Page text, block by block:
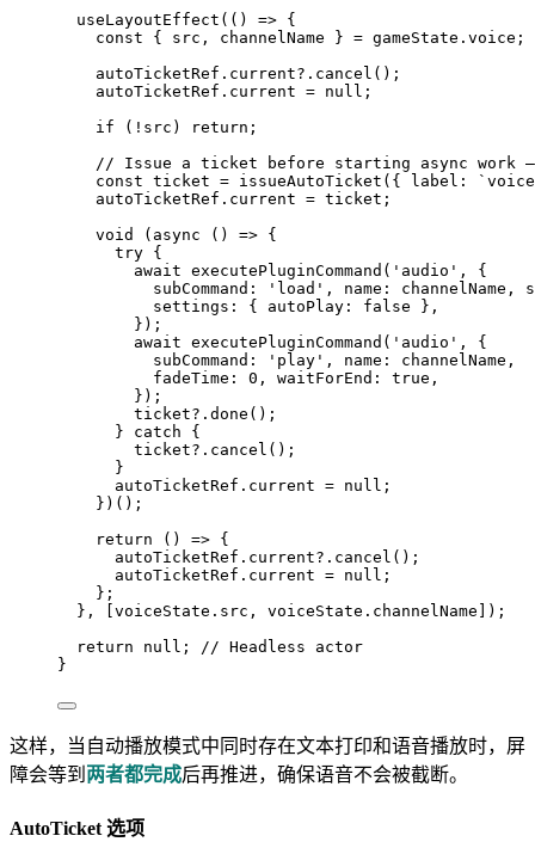
useLayoutEffect ( () => {
const { src , channelName } = gameState . voice ;
autoTicketRef . current?. cancel ();
autoTicketRef . current = null ;
if ( ! src) return ;
// Issue a ticket before starting async work —
const ticket = issueAutoTicket ( { label: `
autoTicketRef . current = ticket;
void
( async () => {
try {
await executePluginCommand ( ' audio ' ,
{
subCommand:
' load ' , name: channelName ,
settings: { autoPlay: false } ,
});
await executePluginCommand ( ' audio ' ,
{
subCommand:
' play ' , name: channelName ,
fadeTime: 0 , waitForEnd: true ,
});
ticket?. done ();
} catch {
ticket?. cancel ();
}
autoTicketRef . current = null ;
})();
return
() => {
autoTicketRef . current?. cancel ();
autoTicketRef . current = null ;
};
} , [voiceState . src , voiceState . channelName ]);
return
null ;
// Headless actor
}
这样，当自动播放模式中同时存在文本打印和语音播放时，屏
障会等到 两者都完成后再推进，确保语音不会被截断。
AutoTicket 选项